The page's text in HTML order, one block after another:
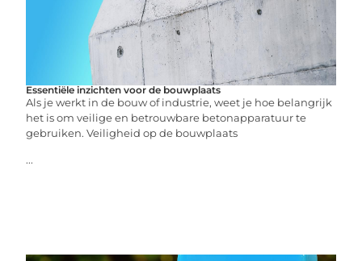
Essentiële inzichten voor de bouwplaats
Als je werkt in de bouw of industrie, weet je hoe belangrijk
het is om veilige en betrouwbare betonapparatuur te
gebruiken. Veiligheid op de bouwplaats
...